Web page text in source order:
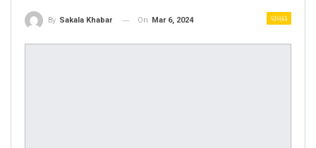
ରାଜ୍ୟ
By Sakala Khabar On Mar 6, 2024